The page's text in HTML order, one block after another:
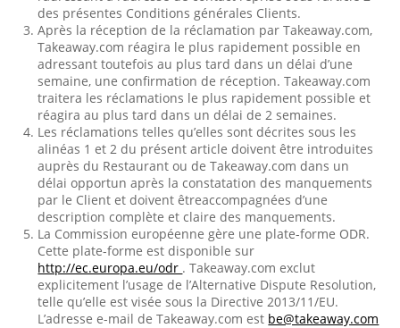
des présentes Conditions générales Clients.
Après la réception de la réclamation par Takeaway.com,
Takeaway.com réagira le plus rapidement possible en
adressant toutefois au plus tard dans un délai d’une
semaine, une confirmation de réception. Takeaway.com
traitera les réclamations le plus rapidement possible et
réagira au plus tard dans un délai de 2 semaines.
Les réclamations telles qu’elles sont décrites sous les
alinéas 1 et 2 du présent article doivent être introduites
auprès du Restaurant ou de Takeaway.com dans un
délai opportun après la constatation des manquements
par le Client et doivent êtreaccompagnées d’une
description complète et claire des manquements.
La Commission européenne gère une plate-forme ODR.
Cette plate-forme est disponible sur
http://ec.europa.eu/odr . Takeaway.com exclut
explicitement l’usage de l’Alternative Dispute Resolution,
telle qu’elle est visée sous la Directive 2013/11/EU.
L’adresse e-mail de Takeaway.com est be@takeaway.com